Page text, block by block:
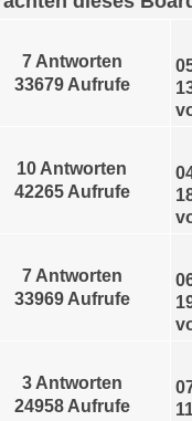
7 Antworten
33679 Aufrufe
10 Antworten
42265 Aufrufe
7 Antworten
33969 Aufrufe
3 Antworten
24958 Aufrufe